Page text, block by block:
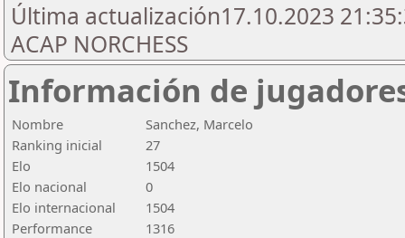
Última actualización17.10.2023
ACAP NORCHESS
Información de
Nombre
Sanchez, Marcelo
Ranking inicial
27
Elo
1504
Elo nacional
0
Elo internacional
1504
Performance
1316